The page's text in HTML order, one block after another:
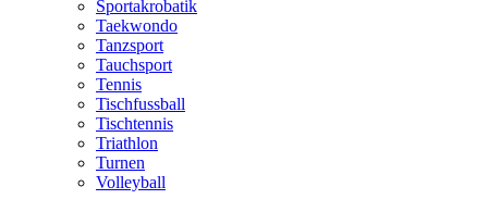
Sportakrobatik
Taekwondo
Tanzsport
Tauchsport
Tennis
Tischfussball
Tischtennis
Triathlon
Turnen
Volleyball